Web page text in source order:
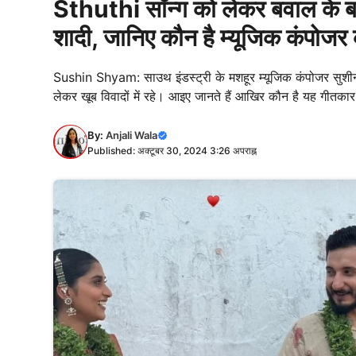
Sthuthi सॉन्ग को लेकर बवाल के
शादी, जानिए कौन है म्यूजिक कंपोजर
Sushin Shyam: साउथ इंडस्ट्री के मशहूर म्यूजिक कंपोजर
लेकर खूब विवादों में रहे। आइए जानते हैं आखिर कौन है यह गीतकार
By: Anjali Wala
Published: अक्टूबर 30, 2024 3:26 अपराह्न